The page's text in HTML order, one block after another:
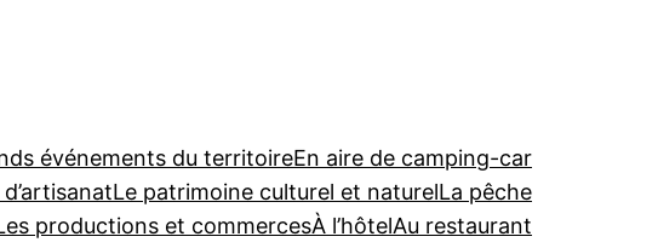
événements du territoireEn aire de camping-car
Le patrimoine culturel et naturelLa pêche
productions et commercesÀ l’hôtelAu restaurant